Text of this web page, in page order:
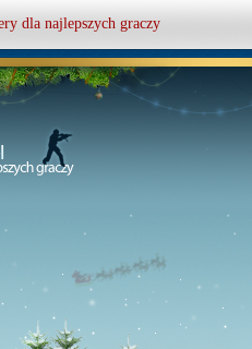
dla najlepszych graczy